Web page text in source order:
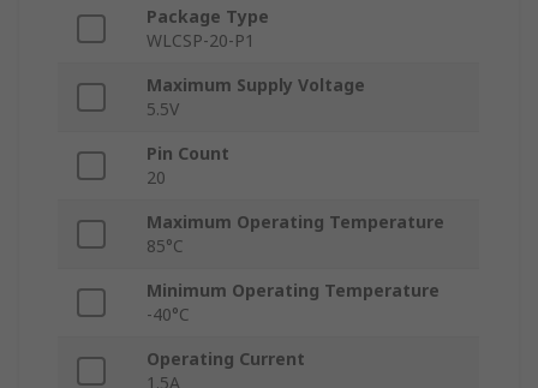
Package Type
WLCSP-20-P1
Maximum Supply Voltage
5.5V
Pin Count
20
Maximum Operating Temperature
85°C
Minimum Operating Temperature
-40°C
Operating Current
1.5A